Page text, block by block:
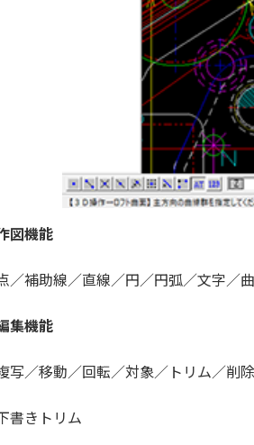
図機能
／補助線／直線／円／円弧／文字／
集機能
写／移動／回転／対象／トリム／削
書きトリム